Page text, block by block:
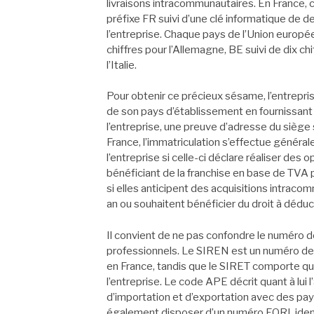
livraisons intracommunautaires. En
préfixe FR suivi d’une clé informatique de
l’entreprise. Chaque pays de l’Union
chiffres pour l’Allemagne, BE suivi de dix
l’Italie.
Pour obtenir ce précieux sésame,
de son pays d’établissement en
l’entreprise, une preuve d’adresse du
France, l’immatriculation s’effectue
l’entreprise si celle-ci déclare réaliser des
bénéficiant de la franchise en base de
si elles anticipent des acquisitions
an ou souhaitent bénéficier du droit à
Il convient de ne pas confondre le numéro
professionnels. Le SIREN est un numéro
en France, tandis que le SIRET comporte
l’entreprise. Le code APE décrit quant à
d’importation et d’exportation avec des